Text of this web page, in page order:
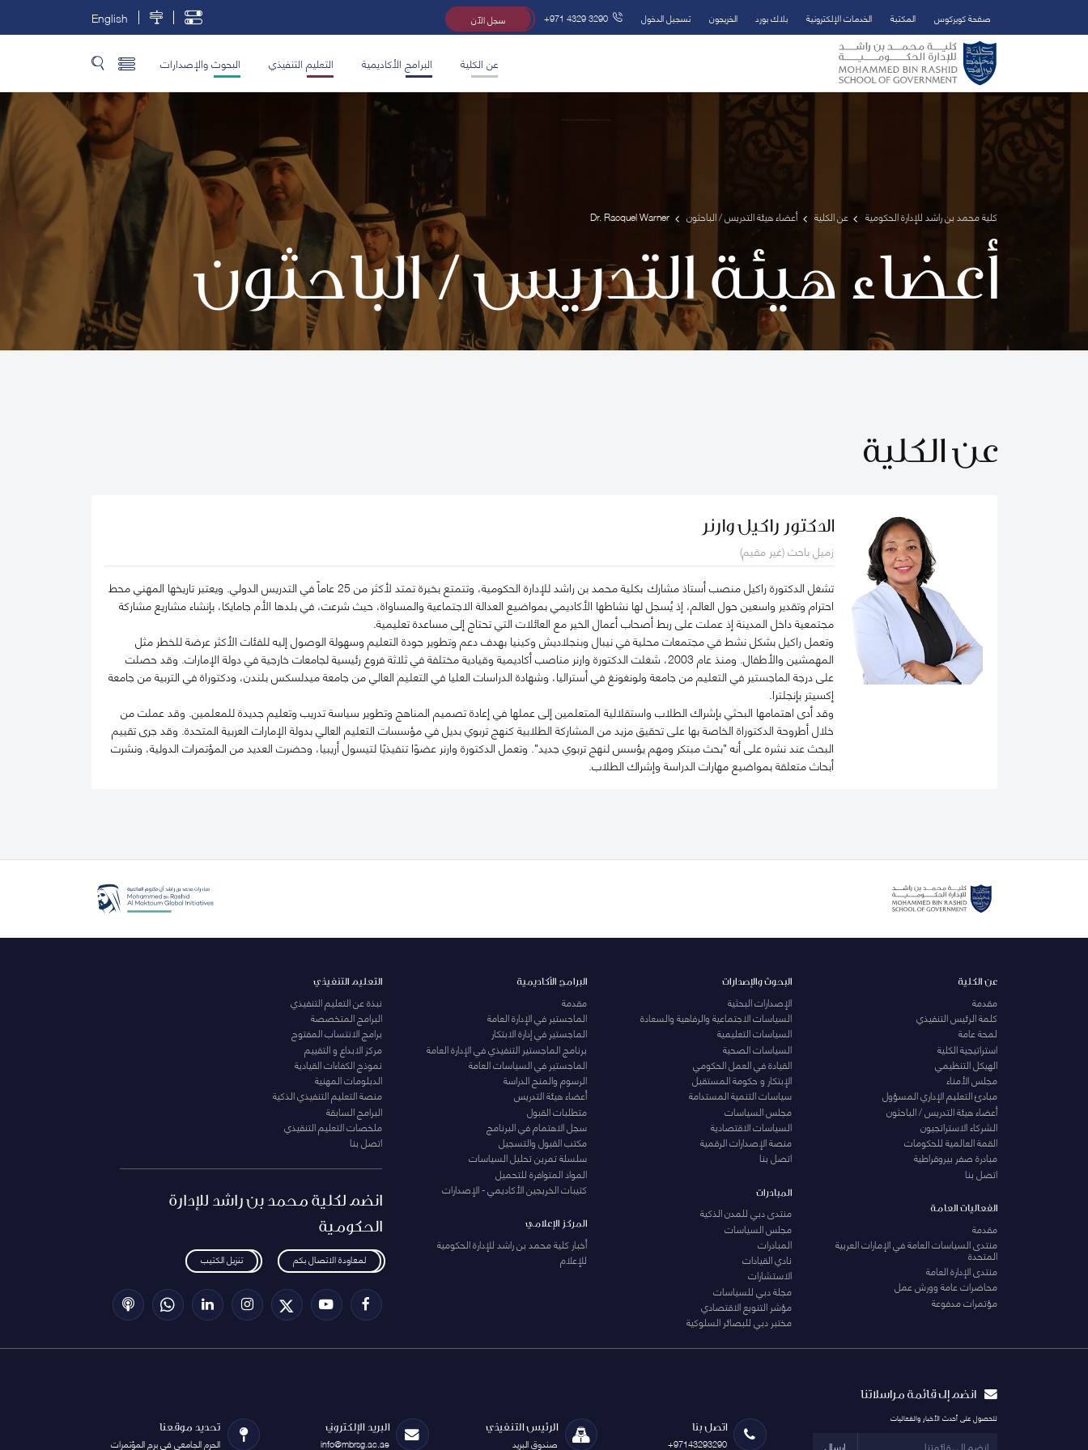
تخطي إلى المحتوى الرئيسي
فتح قائمة الوصول
صفحة كويركوس المكتبة الخدمات الإلكترونية بلاك بورد الخريجون تسجيل الدخول +971 4329 3290 سجل الآن English
عن الكلية البرامج الأكاديمية التعليم التنفيذي البحوث والإصدارات
كلية محمد بن راشد للإدارة الحكومية عن الكلية أعضاء هيئة التدريس / الباحثون Dr. Racquel Warner
أعضاء هيئة التدريس / الباحثون
عن الكلية
الدكتور راكيل وارنر
زميل باحث (غير مقيم)
تشغل الدكتورة راكيل منصب أستاذ مشارك بكلية محمد بن راشد للإدارة الحكومية، وتتمتع بخبرة تمتد لأكثر من 25 عاماً في التدريس الدولي. ويعتبر تاريخها المهني محط
احترام وتقدير واسعين حول العالم، إذ يُسجل لها نشاطها الأكاديمي بمواضيع العدالة الاجتماعية والمساواة، حيث شرعت، في بلدها الأم جامايكا، بإنشاء مشاريع مشاركة
مجتمعية داخل المدينة إذ عملت على ربط أصحاب أعمال الخير مع العائلات التي تحتاج إلى مساعدة تعليمية.
وتعمل راكيل بشكل نشط في مجتمعات محلية في نيبال وبنجلاديش وكينيا بهدف دعم وتطوير جودة التعليم وسهولة الوصول إليه للفئات الأكثر عرضة للخطر مثل
المهمشين والأطفال. ومنذ عام 2003، شغلت الدكتورة وارنر مناصب أكاديمية وقيادية مختلفة في ثلاثة فروع رئيسية لجامعات خارجية في دولة الإمارات. وقد حصلت
على درجة الماجستير في التعليم من جامعة ولونغونغ في أستراليا، وشهادة الدراسات العليا في التعليم العالي من جامعة ميدلسكس بلندن، ودكتوراة في التربية من جامعة
إكسيتر بإنجلترا.
وقد أدى اهتمامها البحثي بإشراك الطلاب واستقلالية المتعلمين إلى عملها في إعادة تصميم المناهج وتطوير سياسة تدريب وتعليم جديدة للمعلمين. وقد عملت من
خلال أطروحة الدكتوراة الخاصة بها على تحقيق مزيد من المشاركة الطلابية كنهج تربوي بديل في مؤسسات التعليم العالي بدولة الإمارات العربية المتحدة. وقد جرى تقييم
البحث عند نشره على أنه "بحث مبتكر ومهم يؤسس لنهج تربوي جديد". وتعمل الدكتورة وارنر عضوًا تنفيذيًا لتيسول أريبيا، وحضرت العديد من المؤتمرات الدولية، ونشرت
أبحاث متعلقة بمواضيع مهارات الدراسة وإشراك الطلاب.
عن الكلية
مقدمة
كلمة الرئيس التنفيذي
لمحة عامة
استراتيجية الكلية
الهيكل التنظيمي
مجلس الأمناء
مبادئ التعليم الإداري المسؤول
أعضاء هيئة التدريس / الباحثون
الشركاء الاستراتجيون
القمة العالمية للحكومات
مبادرة صفر بيروقراطية
اتصل بنا
الفعاليات العامة
مقدمة
منتدى السياسات العامة في الإمارات العربية
المتحدة
منتدى الإدارة العامة
محاضرات عامة وورش عمل
مؤتمرات مدفوعة
البحوث والإصدارات
الإصدارات البحثية
السياسات الاجتماعية والرفاهية والسعادة
السياسات التعليمية
السياسات الصحية
القيادة في العمل الحكومي
الإبتكار و حكومة المستقبل
سياسات التنمية المستدامة
مجلس السياسات
السياسات الاقتصادية
منصة الإصدارات الرقمية
اتصل بنا
المبادرات
منتدى دبي للمدن الذكية
مجلس السياسات
المبادرات
نادي القيادات
الاستشارات
مجلة دبي للسياسات
مؤشر التنويع الاقتصادي
مختبر دبي للبصائر السلوكية
البرامج الأكاديمية
مقدمة
الماجستير في الإدارة العامة
الماجستير في إدارة الابتكار
برنامج الماجستير التنفيذي في الإدارة العامة
الماجستير في السياسات العامة
الرسوم والمنح الدراسة
أعضاء هيئة التدريس
متطلبات القبول
سجل الاهتمام في البرنامج
مكتب القبول والتسجيل
سلسلة تمرين تحليل السياسات
المواد المتوافرة للتحميل
كتيبات الخريجين الأكاديمي - الإصدارات
المركز الإعلامي
أخبار كلية محمد بن راشد للإدارة الحكومية
للإعلام
التعليم التنفيذي
نبذة عن التعليم التنفيذي
البرامج المتخصصة
برامج الانتساب المفتوح
مركز الابداع و التقييم
نموذج الكفاءات القيادية
الدبلومات المهنية
منصة التعليم التنفيذي الذكية
البرامج السابقة
ملخصات التعليم التنقيذي
اتصل بنا
انضم لكلية محمد بن راشد للإدارة
الحكومية
لمعاودة الاتصال بكم تنزيل الكتيب
انضم إلى قائمة مراسلاتنا
للحصول على أحدث الأخبار والفعاليات
اتصل بنا
+97143293290
الرئيس التنفيذي
صندوق البريد
البريد الإلكتروني
info@mbrsg.ac.ae
تحديد موقعنا
الحرم الجامعي في برج المؤتمرات